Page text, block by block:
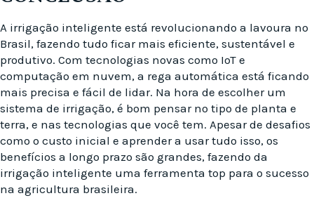
A irrigação inteligente está revolucionando a lavoura no
Brasil, fazendo tudo ficar mais eficiente, sustentável e
produtivo. Com tecnologias novas como IoT e
computação em nuvem, a rega automática está ficando
mais precisa e fácil de lidar. Na hora de escolher um
sistema de irrigação, é bom pensar no tipo de planta e
terra, e nas tecnologias que você tem. Apesar de desafios
como o custo inicial e aprender a usar tudo isso, os
benefícios a longo prazo são grandes, fazendo da
irrigação inteligente uma ferramenta top para o sucesso
na agricultura brasileira.